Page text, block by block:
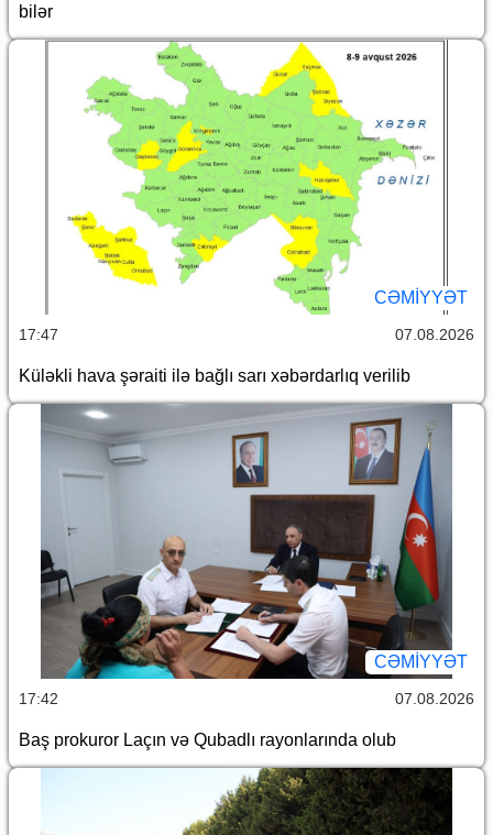
bilər
CƏMİYYƏT
17:47 07.08.2026
Küləkli hava şəraiti ilə bağlı sarı xəbərdarlıq verilib
CƏMİYYƏT
17:42 07.08.2026
Baş prokuror Laçın və Qubadlı rayonlarında olub